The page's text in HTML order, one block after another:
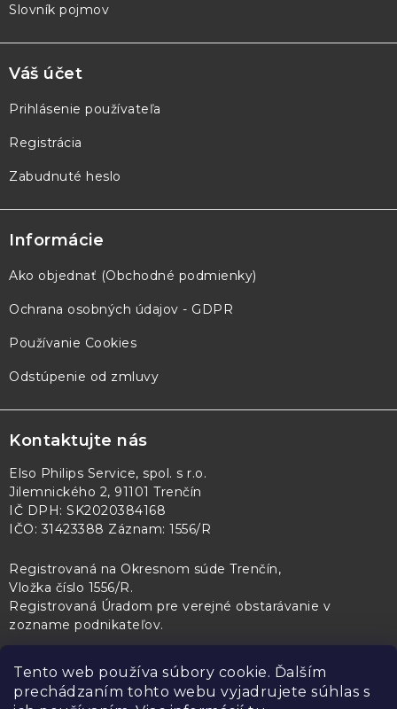
Tento web používa súbory cookie. Ďalším
prechádzaním tohto webu vyjadrujete súhlas s
Slovník pojmov
Váš účet
Prihlásenie používateľa
Registrácia
Zabudnuté heslo
Informácie
Ako objednať (Obchodné podmienky)
Ochrana osobných údajov - GDPR
Používanie Cookies
Odstúpenie od zmluvy
Kontaktujte nás
Elso Philips Service, spol. s r.o.
Jilemnického 2, 91101 Trenčín
IČ DPH: SK2020384168
IČO: 31423388 Záznam: 1556/R
Registrovaná na Okresnom súde Trenčín,
Vložka číslo 1556/R.
Registrovaná Úradom pre verejné obstarávanie v
zozname podnikateľov.
PL Servis Kontroltech Technický skúšobný ústav Piešťany